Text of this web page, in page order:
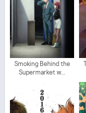
Smoking Behind the
Supermarket w...